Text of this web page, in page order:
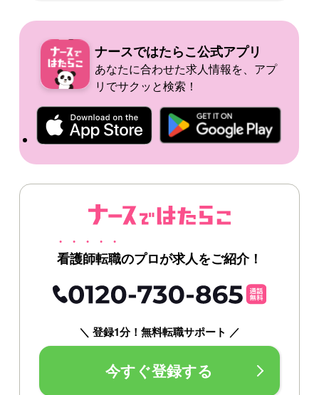
ナースではたらこ公式アプリ
あなたに合わせた求人情報を、アプ
リでサクッと検索！
看護師転職のプロが求人をご紹介！
＼ 登録1分！無料転職サポート ／
今すぐ登録する